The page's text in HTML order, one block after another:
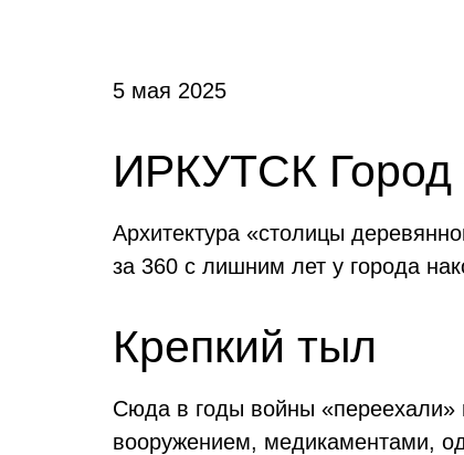
5 мая 2025
ИРКУТСК Город
Архитектура «столицы
за 360 с лишним лет у города
Крепкий тыл
Сюда в годы войны «переехали»
вооружением, медикаментами,